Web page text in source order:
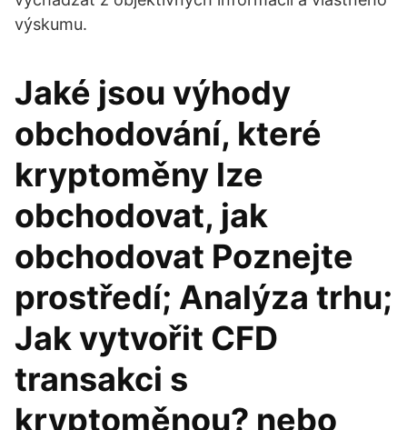
výskumu.
Jaké jsou výhody
obchodování, které
kryptoměny lze
obchodovat, jak
obchodovat Poznejte
prostředí; Analýza trhu;
Jak vytvořit CFD
transakci s
kryptoměnou? nebo